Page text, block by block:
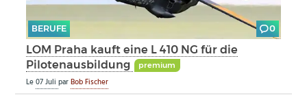
BERUFE
AERO-KULTUR
BERUFE 0
LOM Praha kauft eine L 410 NG für die
Pilotenausbildung
premium
Le07 JuliparBob Fischer